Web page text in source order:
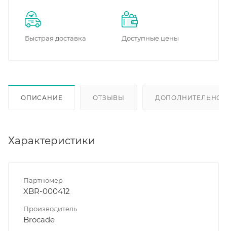
Быстрая доставка Доступные цены
ОПИСАНИЕ ОТЗЫВЫ ДОПОЛНИТЕЛЬНО
Характеристики
Партномер
XBR-000412
Производитель
Brocade